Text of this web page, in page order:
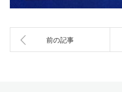
前の記事